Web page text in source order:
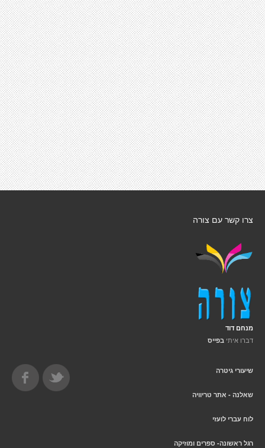
צרו קשר עם צורה
מנחם דוד
דברו איתי בפייס
שיעורי גיטרה
שאלנה - אתר טריוויה
לוח עברי לועזי
רגל ראשונה- ספרים ומוזיקה